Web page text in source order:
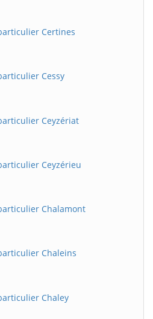
Certines
Cessy
Ceyzériat
Ceyzérieu
Chalamont
Chaleins
Chaley